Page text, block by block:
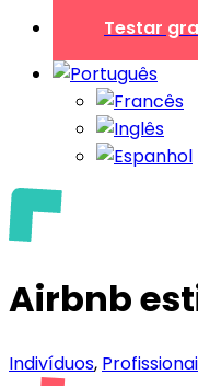
Testar
Airbnb
Indivíduos,